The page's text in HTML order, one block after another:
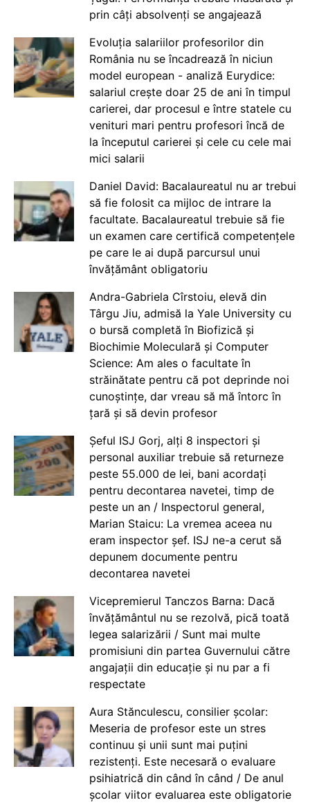
prin câți absolvenți se angajează
Evoluția salariilor profesorilor din
România nu se încadrează în niciun
model european - analiză Eurydice:
salariul crește doar 25 de ani în timpul
carierei, dar procesul e între statele cu
venituri mari pentru profesori încă de
la începutul carierei și cele cu cele mai
mici salarii
Daniel David: Bacalaureatul nu ar trebui
să fie folosit ca mijloc de intrare la
facultate. Bacalaureatul trebuie să fie
un examen care certifică competențele
pe care le ai după parcursul unui
învățământ obligatoriu
Andra-Gabriela Cîrstoiu, elevă din
Târgu Jiu, admisă la Yale University cu
o bursă completă în Biofizică și
Biochimie Moleculară și Computer
Science: Am ales o facultate în
străinătate pentru că pot deprinde noi
cunoștințe, dar vreau să mă întorc în
țară și să devin profesor
Șeful ISJ Gorj, alți 8 inspectori și
personal auxiliar trebuie să returneze
peste 55.000 de lei, bani acordați
pentru decontarea navetei, timp de
peste un an / Inspectorul general,
Marian Staicu: La vremea aceea nu
eram inspector șef. ISJ ne-a cerut să
depunem documente pentru
decontarea navetei
Vicepremierul Tanczos Barna: Dacă
învățământul nu se rezolvă, pică toată
legea salarizării / Sunt mai multe
promisiuni din partea Guvernului către
angajații din educație și nu par a fi
respectate
Aura Stănculescu, consilier școlar:
Meseria de profesor este un stres
continuu și unii sunt mai puțini
rezistenți. Este necesară o evaluare
psihiatrică din când în când / De anul
școlar viitor evaluarea este obligatorie